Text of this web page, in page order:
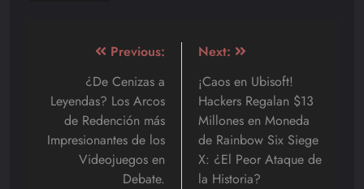
Navegación
entradas
Previous:
¿De Cenizas a
Leyendas? Los Arcos
de Redención más
Impresionantes de los
Videojuegos en
Debate.
Next:
¡Caos en Ubisoft!
Hackers Regalan $13
Millones en Moneda
de Rainbow Six Siege
X: ¿El Peor Ataque de
la Historia?